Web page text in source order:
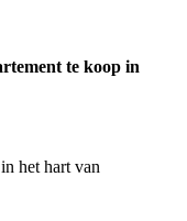
te koop in